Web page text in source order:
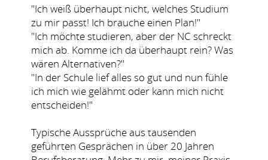
"Ich weiß überhaupt nicht, welches Studium
zu mir passt! Ich brauche einen Plan!"
"Ich möchte studieren, aber der NC schreckt
mich ab. Komme ich da überhaupt rein? Was
wären Alternativen?"
"In der Schule lief alles so gut und nun fühle
ich mich wie gelähmt oder kann mich nicht
entscheiden!"
Typische Aussprüche aus tausenden
geführten Gesprächen in über 20 Jahren